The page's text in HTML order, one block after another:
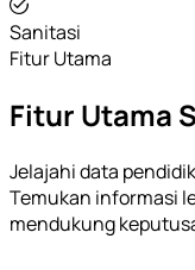
Sanitasi
Fitur Utama
Fitur Utama
Jelajahi data
Temukan informasi
mendukung